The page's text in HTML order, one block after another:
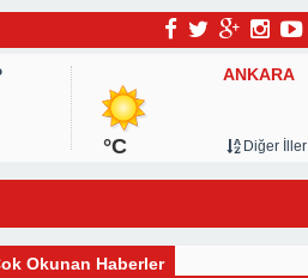
ANKARA
°C Diğer İller
Okunan Haberler